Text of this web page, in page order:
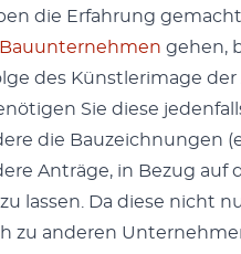
die Erfahrung
Bau­un­ternehmen gehen,
des Kün­st­ler­im­age
Sie diese
die Bauze­ich­nun­gen
Anträge, in Bezug
lassen. Da diese nicht
zu anderen